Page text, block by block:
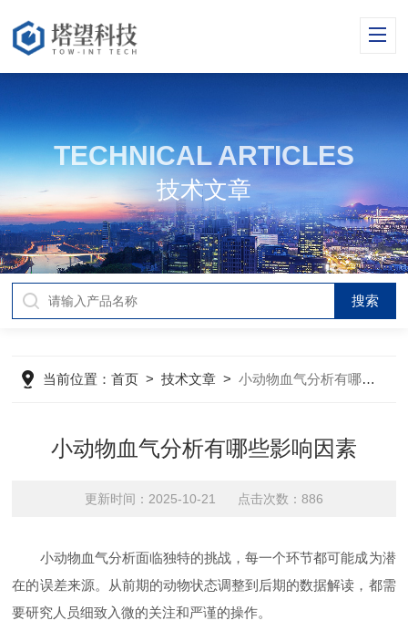
TECHNICAL ARTICLES
技术文章
当前位置：首页 >技术文章 >小动物血气分析有哪些影响因素
小动物血气分析有哪些影响因素
更新时间：2025-10-21 点击次数：886
小动物血气分析面临独特的挑战，每一个环节都可能成为潜
在的误差来源。从前期的动物状态调整到后期的数据解读，都需
要研究人员细致入微的关注和严谨的操作。